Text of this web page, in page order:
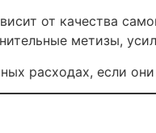
от качества
метизы,
расходах, если